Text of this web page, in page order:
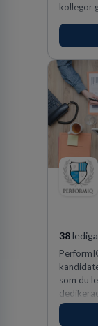
kollegor
38
som du
för